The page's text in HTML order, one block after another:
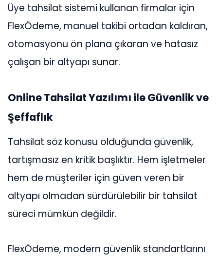
Üye tahsilat sistemi kullanan firmalar için
FlexÖdeme, manuel takibi ortadan kaldıran,
otomasyonu ön plana çıkaran ve hatasız
çalışan bir altyapı sunar.
Online Tahsilat Yazılımı ile Güvenlik ve
Şeffaflık
Tahsilat söz konusu olduğunda güvenlik,
tartışmasız en kritik başlıktır. Hem işletmeler
hem de müşteriler için güven veren bir
altyapı olmadan sürdürülebilir bir tahsilat
süreci mümkün değildir.
FlexÖdeme, modern güvenlik standartlarını